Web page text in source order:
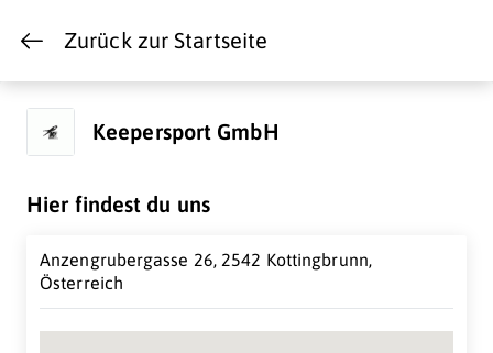
Zurück zur Startseite
Keepersport GmbH
Hier findest du uns
Anzengrubergasse 26, 2542 Kottingbrunn,
Österreich